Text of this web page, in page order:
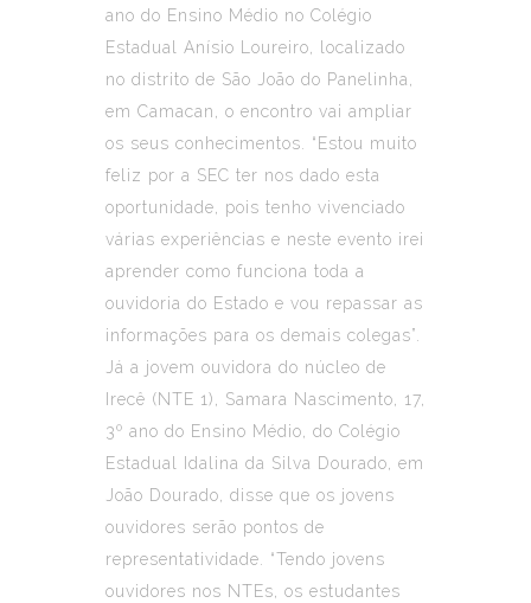
ano do Ensino Médio no Colégio
Estadual Anísio Loureiro, localizado
no distrito de São João do Panelinha,
em Camacan, o encontro vai ampliar
os seus conhecimentos. “Estou muito
feliz por a SEC ter nos dado esta
oportunidade, pois tenho vivenciado
várias experiências e neste evento irei
aprender como funciona toda a
ouvidoria do Estado e vou repassar as
informações para os demais colegas”.
Já a jovem ouvidora do núcleo de
Irecê (NTE 1), Samara Nascimento, 17,
3º ano do Ensino Médio, do Colégio
Estadual Idalina da Silva Dourado, em
João Dourado, disse que os jovens
ouvidores serão pontos de
representatividade. “Tendo jovens
ouvidores nos NTEs, os estudantes